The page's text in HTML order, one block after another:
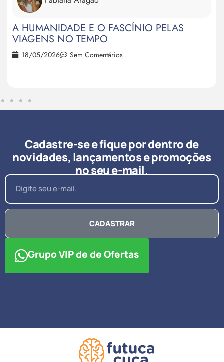
E O FASCÍNIO PELAS
NO TEMPO
2026 Sem Comentários
Cadastre-se e fique por dentro de
novidades, lançamentos e promoções
no seu e-mail.
CADASTRAR
Grupo VIP de de Ofertas